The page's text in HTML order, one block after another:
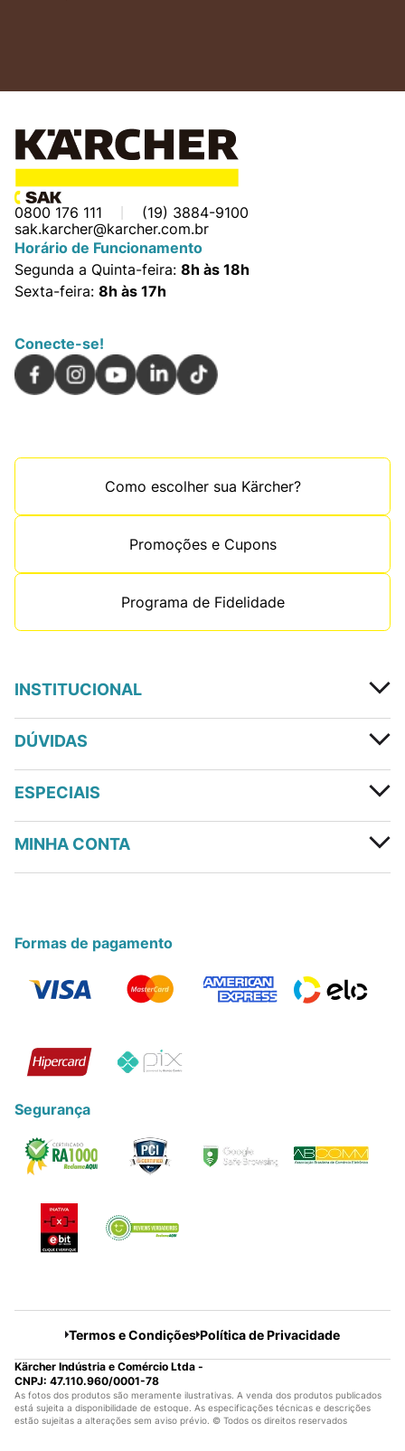
0800 176 111
(19) 3884-9100
sak.karcher@karcher.com.br
Horário de Funcionamento
Segunda a Quinta-feira: 8h às 18h
Sexta-feira: 8h às 17h
Conecte-se!
Como escolher sua Kärcher?
Promoções e Cupons
Programa de Fidelidade
INSTITUCIONAL
DÚVIDAS
ESPECIAIS
MINHA CONTA
Formas de pagamento
Segurança
Termos e Condições Política de Privacidade
Kärcher Indústria e Comércio Ltda -
CNPJ: 47.110.960/0001-78
As fotos dos produtos são meramente ilustrativas. A venda dos produtos publicados
está sujeita a disponibilidade de estoque. As especificações técnicas e descrições
estão sujeitas a alterações sem aviso prévio. © Todos os direitos reservados